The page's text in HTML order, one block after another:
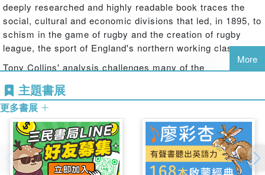
deeply researched and highly readable book traces the
social, cultural and economic divisions that led, in 1895, to
schism in the game of rugby and the creation of rugby
league, the sport of England's northern working class.
Tony Collins' analysis challenges many of the
history – about class conflict, amateurism in sport, the
North-South divide, violence on the pitch, the development
of mass spectator sport and the rise of football. This new
edition is expanded to cover parallel events in Australia
and New Zealand, and to address the key question of
rugby league's failure to establish itself in Wales.
More
主題書展
更多書展